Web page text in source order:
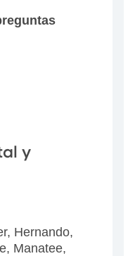
y
Hernando,
Manatee,